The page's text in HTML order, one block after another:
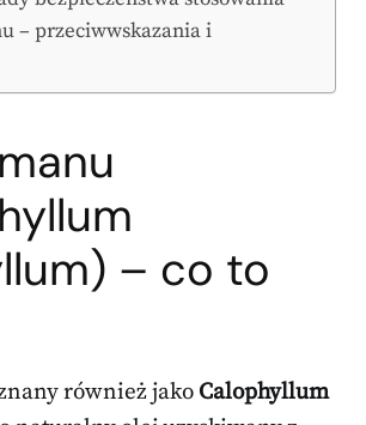
– przeciwwskazania i
– co to
również jako Calophyllum